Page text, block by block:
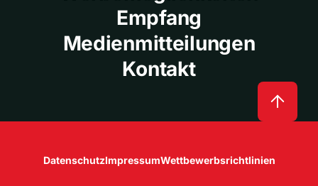
Empfang
Medienmitteilungen
Kontakt
DatenschutzImpressumWettbewerbsrichtlinien